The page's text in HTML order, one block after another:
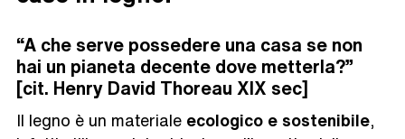
“A che serve possedere una casa se non
hai un pianeta decente dove metterla?”
[cit. Henry David Thoreau XIX sec]
Il legno è un materiale ecologico e sostenibile